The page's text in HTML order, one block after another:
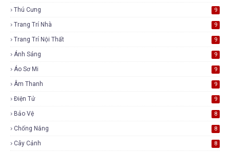
Thú Cưng 9
Trang Trí Nhà 9
Trang Trí Nội Thất 9
Ánh Sáng 9
Áo Sơ Mi 9
Âm Thanh 9
Điện Tử 9
Bảo Vệ 8
Chống Nắng 8
Cây Cảnh 8